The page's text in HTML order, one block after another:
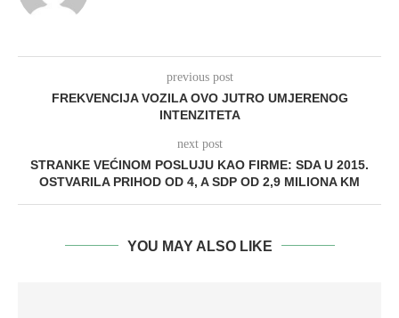
previous post
FREKVENCIJA VOZILA OVO JUTRO UMJERENOG
INTENZITETA
next post
STRANKE VEĆINOM POSLUJU KAO FIRME: SDA U 2015.
OSTVARILA PRIHOD OD 4, A SDP OD 2,9 MILIONA KM
YOU MAY ALSO LIKE